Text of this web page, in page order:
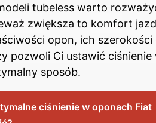
tubeless warto
zwiększa to komfort
opon, ich szerokości
pozwoli Ci ustawić ciśnienie
sposób.
ciśnienie w oponach Fiat